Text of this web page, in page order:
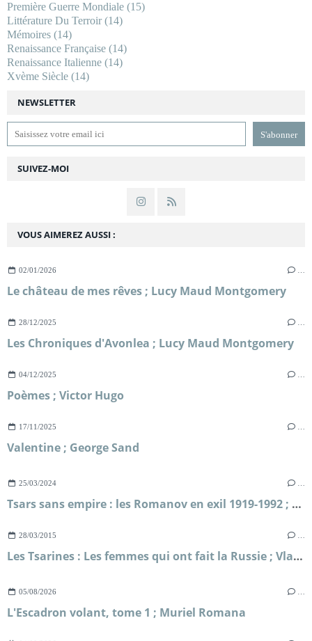
NEWSLETTER
SUIVEZ-MOI
VOUS AIMEREZ AUSSI :
02/01/2026
Le château de mes rêves ; Lucy Maud Montgomery
28/12/2025
Les Chroniques d'Avonlea ; Lucy Maud Montgomery
04/12/2025
Poèmes ; Victor Hugo
17/11/2025
Valentine ; George Sand
25/03/2024
Tsars sans empire : les Romanov en exil 1919-1992 ; Boris Prassoloff
28/03/2015
Les Tsarines : Les femmes qui ont fait la Russie ; Vladimir Fédorovski
05/08/2026
L'Escadron volant, tome 1 ; Muriel Romana
Première Guerre Mondiale (15)
Littérature Du Terroir(14)
Mémoires (14)
Renaissance Française (14)
Renaissance Italienne (14)
Xvème Siècle (14)